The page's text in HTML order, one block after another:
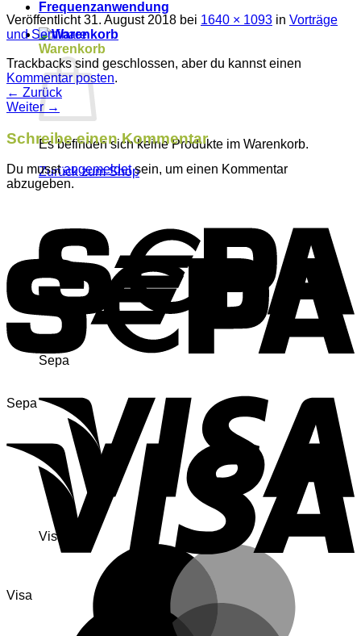
Frequenzanwendung
Warenkorb
Es befinden sich keine Produkte im Warenkorb.
Zurück zum Shop
Sepa
Visa
Veröffentlicht31. August 2018 bei 1640 × 1093 in Vorträge
und Seminare
Trackbacks sind geschlossen, aber du kannst einen
Kommentar posten.
← Zurück
Weiter →
Schreibe einen Kommentar
Du musstangemeldetsein, um einen Kommentar
abzugeben.
Sepa
Visa